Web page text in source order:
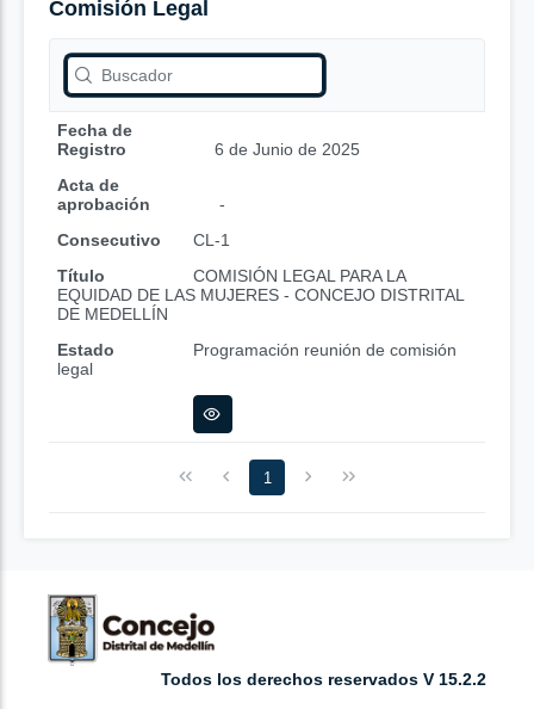
Comisión Legal
Fecha de
Registro
6 de Junio de 2025
Acta de
aprobación
-
Consecutivo
CL-1
Título
COMISIÓN LEGAL PARA LA
EQUIDAD DE LAS MUJERES - CONCEJO DISTRITAL
DE MEDELLÍN
Estado
Programación reunión de comisión
legal
1
Todos los derechos reservados V 15.2.2